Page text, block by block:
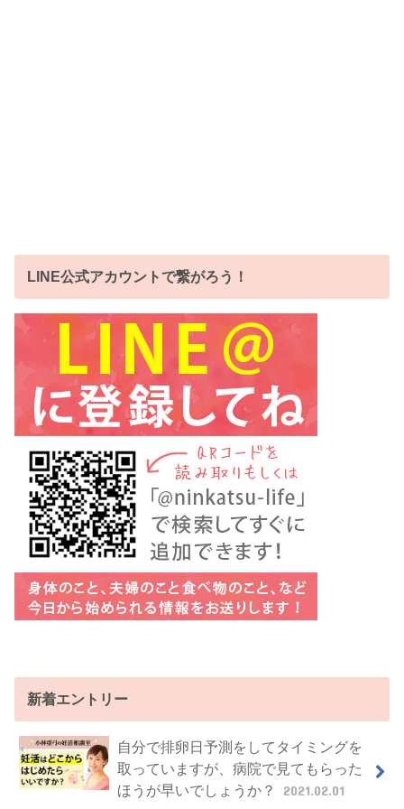
LINE公式アカウントで繋がろう！
新着エントリー
自分で排卵日予測をしてタイミングを
取っていますが、病院で見てもらった
ほうが早いでしょうか？
2021.02.01